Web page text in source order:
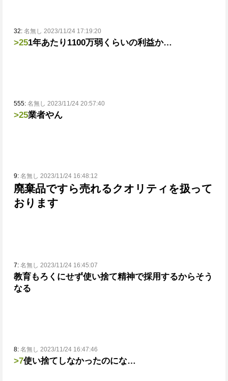
32: 名無し 2023/11/24 17:19:20
>251年あたり1100万弱くらいの利益か…
555: 名無し 2023/11/24 20:57:40
>25業者やん
9: 名無し 2023/11/24 16:48:12
廃棄品ですら売れるクオリティを扱って
おります
7: 名無し 2023/11/24 16:45:07
教育もろくにせず使い捨て精神で採用するからそう
なる
8: 名無し 2023/11/24 16:47:46
>7使い捨てしなかったのにな…